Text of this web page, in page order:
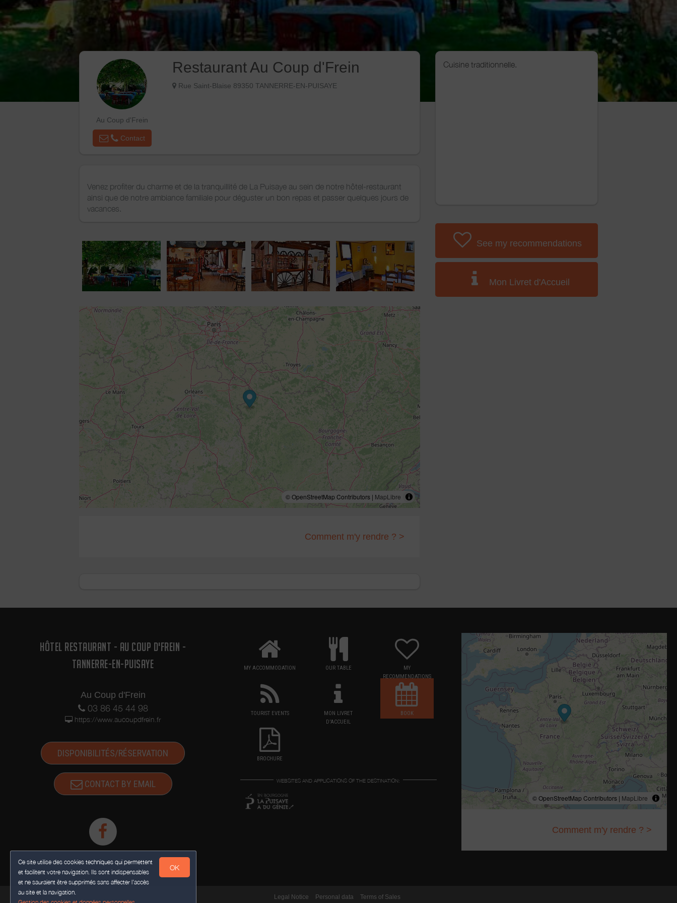
Ce site utilise des cookies techniques qui permettent
et facilitent votre navigation. Ils sont indispensables
et ne sauraient être supprimés sans affecter l’accès
au site et la navigation.
OK
Au Coup d'Frein
Contact
Restaurant Au Coup d'Frein
Rue Saint-Blaise 89350 TANNERRE-EN-PUISAYE
Venez profiter du charme et de la tranquillité de La Puisaye au sein de notre hôtel-restaurant
ainsi que de notre ambiance familiale pour déguster un bon repas et passer quelques jours de
vacances.
© OpenStreetMap Contributors | MapLibre
Comment m'y rendre ? >
Cuisine traditionnelle.
See my recommendations
Mon Livret d'Accueil
HÔTEL RESTAURANT - AU COUP D'FREIN -
TANNERRE-EN-PUISAYE
Au Coup d'Frein
03 86 45 44 98
https://www.aucoupdfrein.fr
DISPONIBILITÉS/RÉSERVATION
CONTACT BY EMAIL
MY ACCOMMODATION OUR TABLE
MY
RECOMMENDATIONS
TOURIST EVENTS
MON LIVRET
D'ACCUEIL
BOOK
BROCHURE
WEBSITES AND APPLICATIONS OF THE DESTINATION:
© OpenStreetMap Contributors | MapLibre
Comment m'y rendre ? >
Legal Notice Personal data Terms of Sales